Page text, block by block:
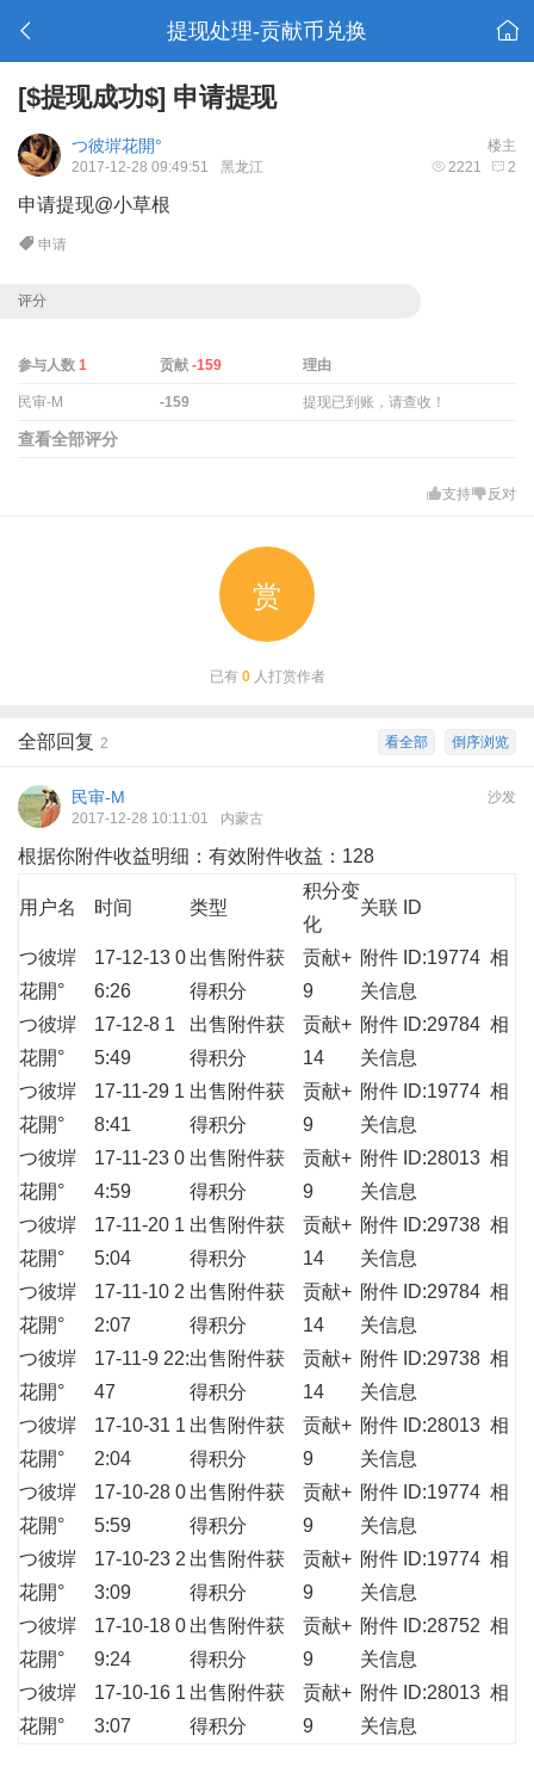
提现处理-贡献币兑换
[$提现成功$] 申请提现
楼主
つ彼堓花開°
2221 2
2017-12-28 09:49:51 黑龙江
申请提现@小草根
申请
评分
参与人数 1 贡献-159 理由
民审-M -159 提现已到账，请查收！
查看全部评分
支持 反对
赏
已有 0人打赏作者
倒序浏览
看全部
全部回复 2
沙发
民审-M
2017-12-28 10:11:01 内蒙古
根据你附件收益明细：有效附件收益：128
用户名 时间 类型
积分变
化
关联 ID
つ彼堓
花開°
17-12-13 0
6:26
出售附件获
得积分
贡献+
9
附件 ID:19774 相
关信息
つ彼堓
花開°
17-12-8 1
5:49
出售附件获
得积分
贡献+
14
附件 ID:29784 相
关信息
つ彼堓
花開°
17-11-29 1
8:41
出售附件获
得积分
贡献+
9
附件 ID:19774 相
关信息
つ彼堓
花開°
17-11-23 0
4:59
出售附件获
得积分
贡献+
9
附件 ID:28013 相
关信息
つ彼堓
花開°
17-11-20 1
5:04
出售附件获
得积分
贡献+
14
附件 ID:29738 相
关信息
つ彼堓
花開°
17-11-10 2
2:07
出售附件获
得积分
贡献+
14
附件 ID:29784 相
关信息
つ彼堓
花開°
17-11-9 22:
47
出售附件获
得积分
贡献+
14
附件 ID:29738 相
关信息
つ彼堓
花開°
17-10-31 1
2:04
出售附件获
得积分
贡献+
9
附件 ID:28013 相
关信息
つ彼堓
花開°
17-10-28 0
5:59
出售附件获
得积分
贡献+
9
附件 ID:19774 相
关信息
つ彼堓
花開°
17-10-23 2
3:09
出售附件获
得积分
贡献+
9
附件 ID:19774 相
关信息
つ彼堓
花開°
17-10-18 0
9:24
出售附件获
得积分
贡献+
9
附件 ID:28752 相
关信息
つ彼堓
花開°
17-10-16 1
3:07
出售附件获
得积分
贡献+
9
附件 ID:28013 相
关信息